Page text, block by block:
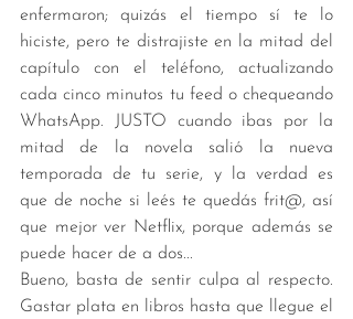
enfermaron; quizás el tiempo sí te lo
hiciste, pero te distrajiste en la mitad del
capítulo con el teléfono, actualizando
cada cinco minutos tu feed o chequeando
WhatsApp. JUSTO cuando ibas por la
mitad de la novela salió la nueva
temporada de tu serie, y la verdad es
que de noche si leés te quedás frit@, así
que mejor ver Netflix, porque además se
puede hacer de a dos...
Bueno, basta de sentir culpa al respecto.
Gastar plata en libros hasta que llegue el